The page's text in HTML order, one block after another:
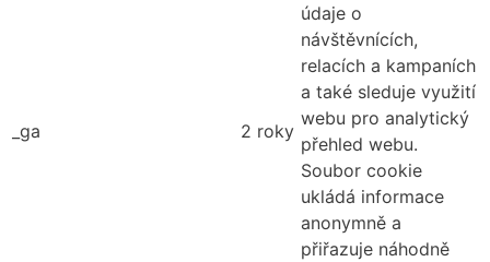
_ga 2 roky
údaje o
návštěvnících,
relacích a kampaních
a také sleduje využití
webu pro analytický
přehled webu.
Soubor cookie
ukládá informace
anonymně a
přiřazuje náhodně